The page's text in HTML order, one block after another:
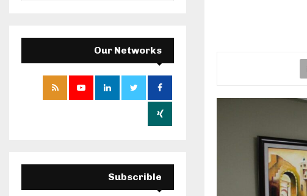
E
A
Our Networks
Subscrible